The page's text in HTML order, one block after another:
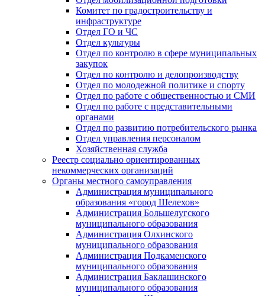
Комитет по градостроительству и
инфраструктуре
Отдел ГО и ЧС
Отдел культуры
Отдел по контролю в сфере муниципальных
закупок
Отдел по контролю и делопроизводству
Отдел по молодежной политике и спорту
Отдел по работе с общественностью и СМИ
Отдел по работе с представительными
органами
Отдел по развитию потребительского рынка
Отдел управления персоналом
Хозяйственная служба
Реестр социально ориентированных
некоммерческих организаций
Органы местного самоуправления
Администрация муниципального
образования «город Шелехов»
Администрация Большелугского
муниципального образования
Администрация Олхинского
муниципального образования
Администрация Подкаменского
муниципального образования
Администрация Баклашинского
муниципального образования